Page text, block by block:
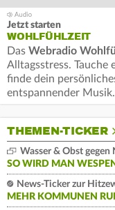
Jetzt starten
WOHLFÜHLZEIT
Das Webradio
Alltagsstress. Tauche
finde dein
entspannender Musik.
THEMEN-TICKER
Wasser & Obst gegen
SO WIRD MAN
News-Ticker zur
MEHR KOMMUNEN